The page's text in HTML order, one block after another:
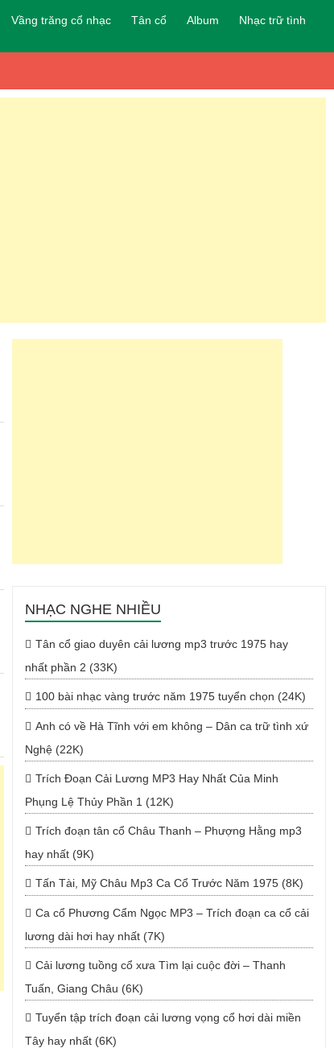
Vầng trăng cổ nhạc Tân cổ Album Nhạc trữ tình
NHẠC NGHE NHIỀU
Tân cổ giao duyên cải lương mp3 trước 1975 hay
nhất phần 2 (33K)
100 bài nhạc vàng trước năm 1975 tuyển chọn (24K)
Anh có về Hà Tĩnh với em không – Dân ca trữ tình xứ
Nghệ (22K)
Trích Đoạn Cải Lương MP3 Hay Nhất Của Minh
Phụng Lệ Thủy Phần 1 (12K)
Trích đoạn tân cổ Châu Thanh – Phượng Hằng mp3
hay nhất (9K)
Tấn Tài, Mỹ Châu Mp3 Ca Cổ Trước Năm 1975 (8K)
Ca cổ Phương Cẩm Ngọc MP3 – Trích đoạn ca cổ cải
lương dài hơi hay nhất (7K)
Cải lương tuồng cổ xưa Tìm lại cuộc đời – Thanh
Tuấn, Giang Châu (6K)
Tuyển tập trích đoạn cải lương vọng cổ hơi dài miền
Tây hay nhất (6K)